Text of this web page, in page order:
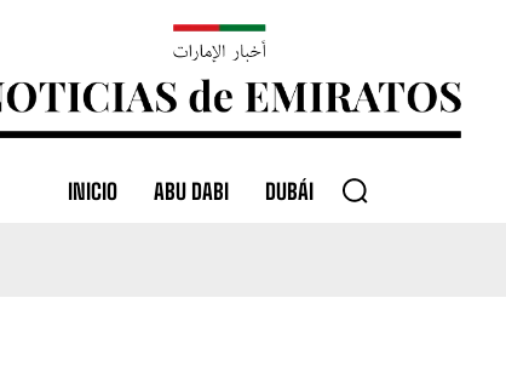
INICIO ABU DABI DUBÁI